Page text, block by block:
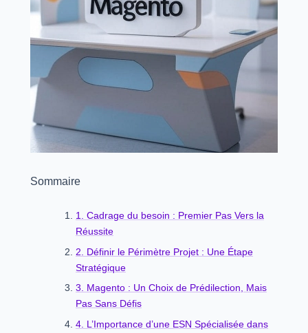
Sommaire
1. Cadrage du besoin : Premier Pas Vers la
Réussite
2. Définir le Périmètre Projet : Une Étape
Stratégique
3. Magento : Un Choix de Prédilection, Mais
Pas Sans Défis
4. L’Importance d’une ESN Spécialisée dans